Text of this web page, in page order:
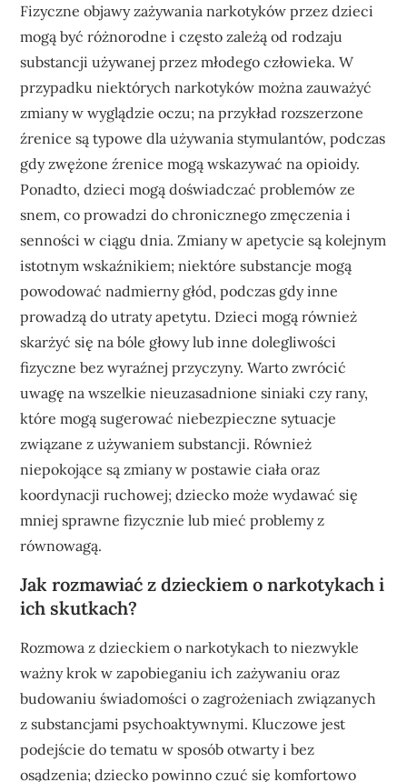
Fizyczne objawy zażywania narkotyków przez dzieci
mogą być różnorodne i często zależą od rodzaju
substancji używanej przez młodego człowieka. W
przypadku niektórych narkotyków można zauważyć
zmiany w wyglądzie oczu; na przykład rozszerzone
źrenice są typowe dla używania stymulantów, podczas
gdy zwężone źrenice mogą wskazywać na opioidy.
Ponadto, dzieci mogą doświadczać problemów ze
snem, co prowadzi do chronicznego zmęczenia i
senności w ciągu dnia. Zmiany w apetycie są kolejnym
istotnym wskaźnikiem; niektóre substancje mogą
powodować nadmierny głód, podczas gdy inne
prowadzą do utraty apetytu. Dzieci mogą również
skarżyć się na bóle głowy lub inne dolegliwości
fizyczne bez wyraźnej przyczyny. Warto zwrócić
uwagę na wszelkie nieuzasadnione siniaki czy rany,
które mogą sugerować niebezpieczne sytuacje
związane z używaniem substancji. Również
niepokojące są zmiany w postawie ciała oraz
koordynacji ruchowej; dziecko może wydawać się
mniej sprawne fizycznie lub mieć problemy z
równowagą.
Jak rozmawiać z dzieckiem o narkotykach i
ich skutkach?
Rozmowa z dzieckiem o narkotykach to niezwykle
ważny krok w zapobieganiu ich zażywaniu oraz
budowaniu świadomości o zagrożeniach związanych
z substancjami psychoaktywnymi. Kluczowe jest
podejście do tematu w sposób otwarty i bez
osądzenia; dziecko powinno czuć się komfortowo